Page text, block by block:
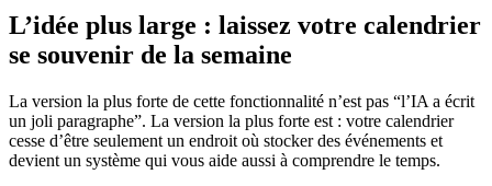
L’idée plus large : laissez votre calendrier
se souvenir de la semaine
La version la plus forte de cette fonctionnalité n’est pas “l’IA a écrit
un joli paragraphe”. La version la plus forte est : votre calendrier
cesse d’être seulement un endroit où stocker des événements et
devient un système qui vous aide aussi à comprendre le temps.